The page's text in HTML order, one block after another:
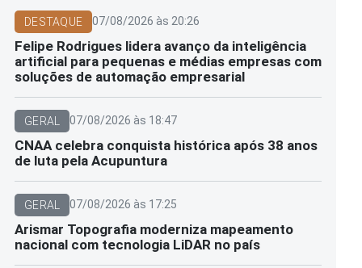
DESTAQUE 07/08/2026 às 20:26
Felipe Rodrigues lidera avanço da inteligência
artificial para pequenas e médias empresas com
soluções de automação empresarial
GERAL 07/08/2026 às 18:47
CNAA celebra conquista histórica após 38 anos
de luta pela Acupuntura
GERAL 07/08/2026 às 17:25
Arismar Topografia moderniza mapeamento
nacional com tecnologia LiDAR no país